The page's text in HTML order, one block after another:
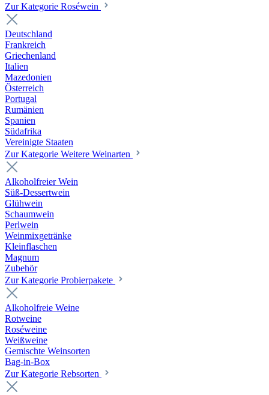
Zur Kategorie Roséwein
Deutschland
Frankreich
Griechenland
Italien
Mazedonien
Österreich
Portugal
Rumänien
Spanien
Südafrika
Vereinigte Staaten
Zur Kategorie Weitere Weinarten
Alkoholfreier Wein
Süß-Dessertwein
Glühwein
Schaumwein
Perlwein
Weinmixgetränke
Kleinflaschen
Magnum
Zubehör
Zur Kategorie Probierpakete
Alkoholfreie Weine
Rotweine
Roséweine
Weißweine
Gemischte Weinsorten
Bag-in-Box
Zur Kategorie Rebsorten